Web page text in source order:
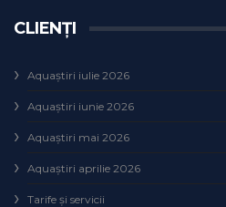
CLIENȚI
Aquaștiri iulie 2026
Aquaștiri iunie 2026
Aquaștiri mai 2026
Aquaștiri aprilie 2026
Tarife și servicii